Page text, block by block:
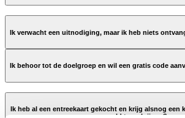
Ik verwacht een uitnodiging, maar ik heb niets
Ik behoor tot de doelgroep en wil een gratis code
Ik heb al een entreekaart gekocht en krijg alsnog
geld terugkrijgen?